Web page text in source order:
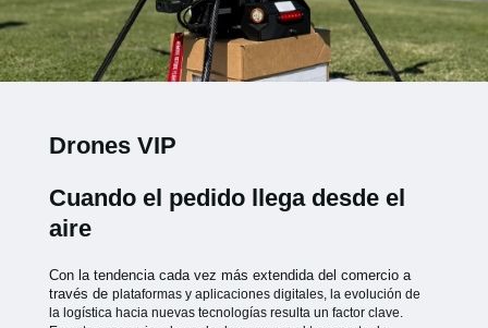
Drones VIP
Cuando el pedido llega desde el
aire
Con la tendencia cada vez más extendida del comercio a
través de plataformas y aplicaciones digitales, la evolución de
la logística hacia nuevas tecnologías resulta un factor clave.